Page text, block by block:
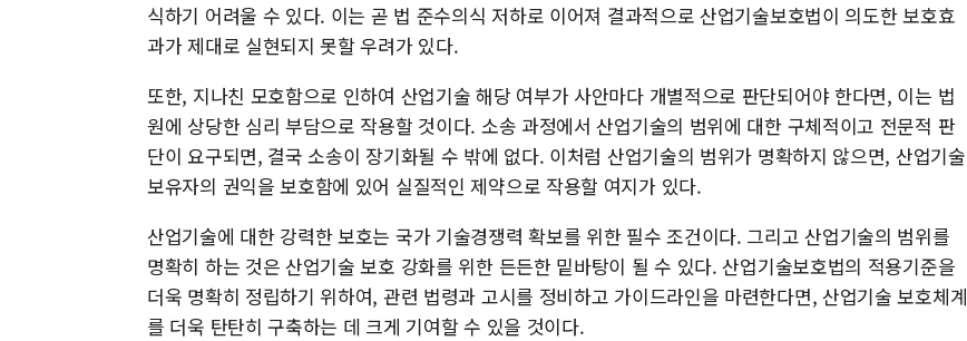
식하기 어려울 수 있다. 이는 곧 법 준수의식 저하로 이어져 결과적으로 산업기술보호법이 의도한 보호효
과가 제대로 실현되지 못할 우려가 있다.
또한, 지나친 모호함으로 인하여 산업기술 해당 여부가 사안마다 개별적으로 판단되어야 한다면, 이는 법
원에 상당한 심리 부담으로 작용할 것이다. 소송 과정에서 산업기술의 범위에 대한 구체적이고 전문적 판
단이 요구되면, 결국 소송이 장기화될 수 밖에 없다. 이처럼 산업기술의 범위가 명확하지 않으면, 산업기술
보유자의 권익을 보호함에 있어 실질적인 제약으로 작용할 여지가 있다.
산업기술에 대한 강력한 보호는 국가 기술경쟁력 확보를 위한 필수 조건이다. 그리고 산업기술의 범위를
명확히 하는 것은 산업기술 보호 강화를 위한 든든한 밑바탕이 될 수 있다. 산업기술보호법의 적용기준을
더욱 명확히 정립하기 위하여, 관련 법령과 고시를 정비하고 가이드라인을 마련한다면, 산업기술 보호체계
를 더욱 탄탄히 구축하는 데 크게 기여할 수 있을 것이다.